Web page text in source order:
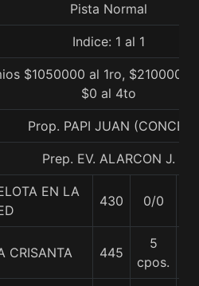
Pista Normal
Indice: 1 al 1
$1050000 al 1ro, $210000
$0 al 4to
Prop. PAPI JUAN (CONCE)
Prep. EV. ALARCON J.
EN LA
430 0/0
CRISANTA 445
5
cpos.